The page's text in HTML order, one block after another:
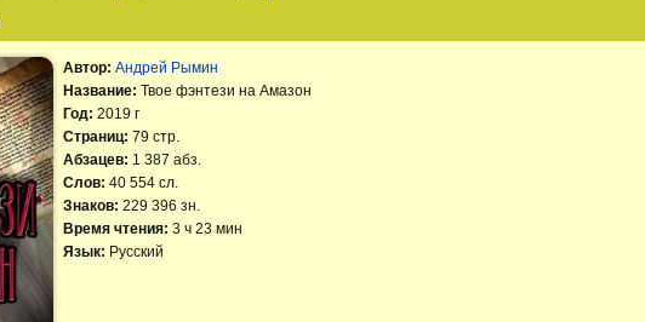
Автор: Андрей Рымин
Название: Твое фэнтези на Амазон
Год: 2019 г
Страниц: 79 стр.
Абзацев: 1 387 абз.
Слов: 40 554 сл.
Знаков: 229 396 зн.
Время чтения: 3 ч 23 мин
Язык: Русский